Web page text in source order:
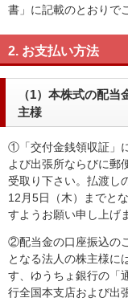
書」に記載のとおりで
2. お支払い方法
（1）本株式の配
主様
①「交付金銭領収証」
よび出張所ならびに郵
受取り下さい。払渡し
12月5日（木）までと
すようお願い申し上げ
②配当金の口座振込の
となる法人の株主様に
す、ゆうちょ銀行の「
行全国本支店および出